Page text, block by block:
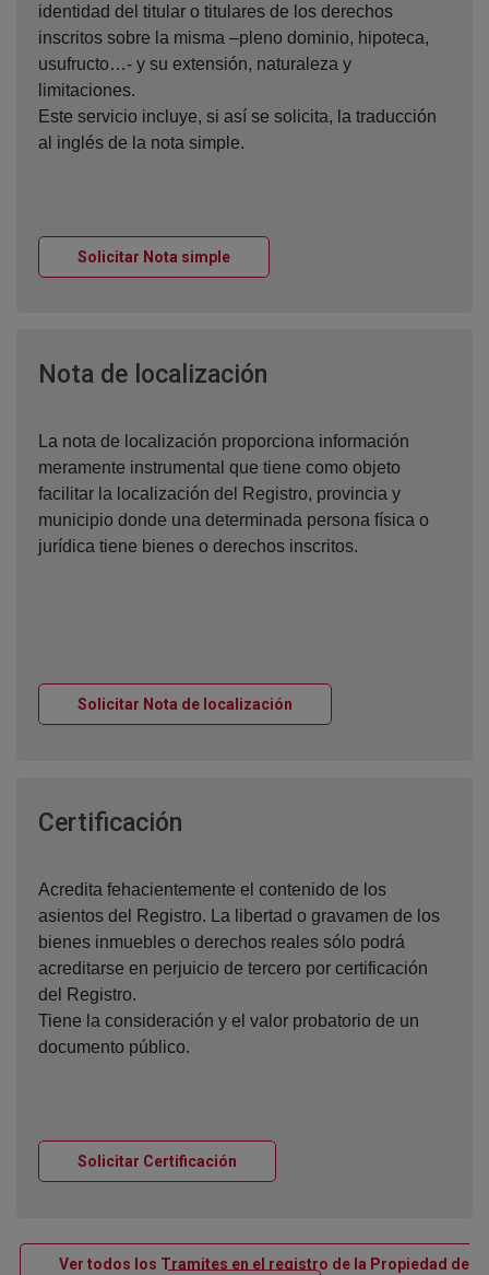
identidad del titular o titulares de los derechos
inscritos sobre la misma –pleno dominio, hipoteca,
usufructo…- y su extensión, naturaleza y
limitaciones.
Este servicio incluye, si así se solicita, la traducción
al inglés de la nota simple.
Solicitar Nota simpleVentana nueva
Nota de localización
La nota de localización proporciona información
meramente instrumental que tiene como objeto
facilitar la localización del Registro, provincia y
municipio donde una determinada persona física o
jurídica tiene bienes o derechos inscritos.
Solicitar Nota de localización
Certificación
Acredita fehacientemente el contenido de los
asientos del Registro. La libertad o gravamen de los
bienes inmuebles o derechos reales sólo podrá
acreditarse en perjuicio de tercero por certificación
del Registro.
Tiene la consideración y el valor probatorio de un
documento público.
Solicitar Certificación
Ver todos los Tramites en el registro de la Propiedad de